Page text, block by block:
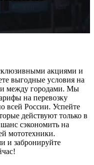
акциями и
выгодные условия на
между городами. Мы
на перевозку
всей России. Успейте
действуют только в
сэкономить на
мототехники.
и забронируйте